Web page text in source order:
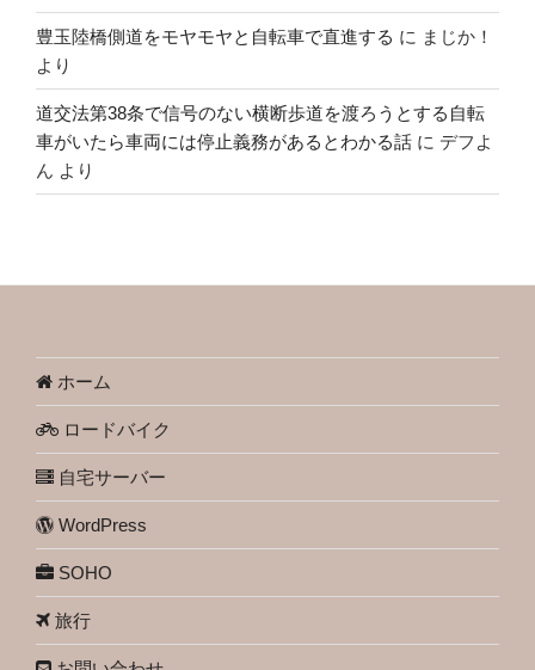
豊玉陸橋側道をモヤモヤと自転車で直進する に まじか！
より
道交法第38条で信号のない横断歩道を渡ろうとする自転
車がいたら車両には停止義務があるとわかる話 に デフよ
ん より
ホーム
ロードバイク
自宅サーバー
WordPress
SOHO
旅行